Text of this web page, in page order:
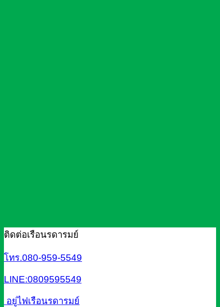
ติดต่อเรือนรดารมย์
โทร.080-959-5549
LINE:0809595549
อยู่ไฟเรือนรดารมย์